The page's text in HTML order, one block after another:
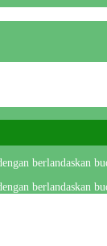
berlandaskan
berlandaskan